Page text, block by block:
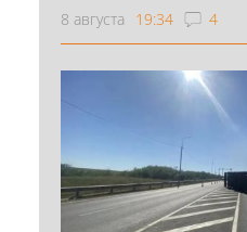
8 августа 19:34 4